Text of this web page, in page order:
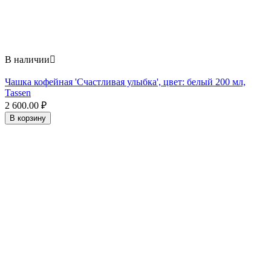
В наличии
Чашка кофейная 'Счастливая улыбка', цвет: белый 200 мл,
Tassen
2 600.00 ₽
В корзину